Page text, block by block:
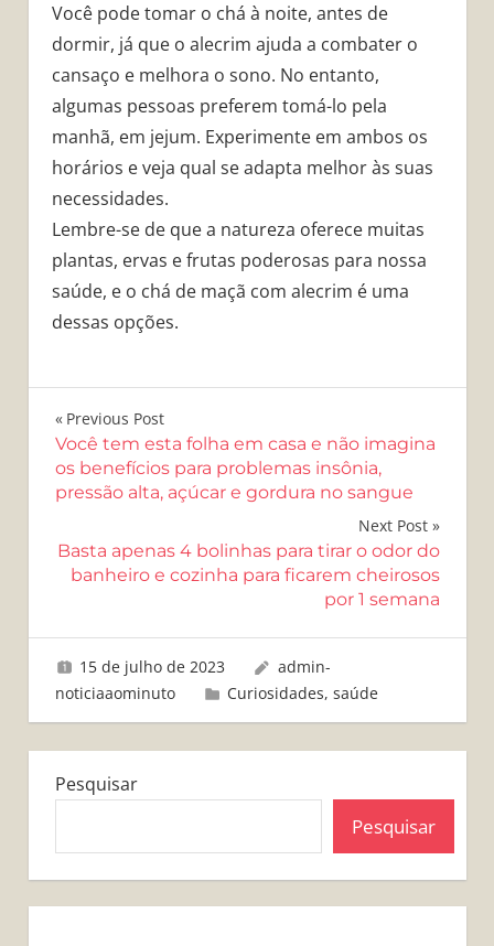
Você pode tomar o chá à noite, antes de
dormir, já que o alecrim ajuda a combater o
cansaço e melhora o sono. No entanto,
algumas pessoas preferem tomá-lo pela
manhã, em jejum. Experimente em ambos os
horários e veja qual se adapta melhor às suas
necessidades.
Lembre-se de que a natureza oferece muitas
plantas, ervas e frutas poderosas para nossa
saúde, e o chá de maçã com alecrim é uma
dessas opções.
Navegação
de
Post
Previous Post
Você tem esta folha em casa e não imagina
os benefícios para problemas insônia,
pressão alta, açúcar e gordura no sangue
Next Post
Basta apenas 4 bolinhas para tirar o odor do
banheiro e cozinha para ficarem cheirosos
por 1 semana
15 de julho de 2023
admin-
noticiaaominuto
Curiosidades,saúde
Pesquisar
Pesquisar